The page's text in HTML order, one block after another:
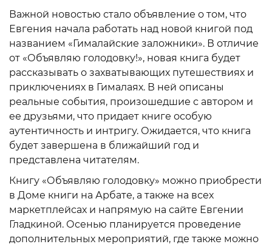
Важной новостью стало объявление о том, что
Евгения начала работать над новой книгой под
названием «Гималайские заложники». В отличие
от «Объявляю голодовку!», новая книга будет
рассказывать о захватывающих путешествиях и
приключениях в Гималаях. В ней описаны
реальные события, произошедшие с автором и
ее друзьями, что придает книге особую
аутентичность и интригу. Ожидается, что книга
будет завершена в ближайший год и
представлена читателям.
Книгу «Объявляю голодовку» можно приобрести
в Доме книги на Арбате, а также на всех
маркетплейсах и напрямую на сайте Евгении
Гладкиной. Осенью планируется проведение
дополнительных мероприятий, где также можно